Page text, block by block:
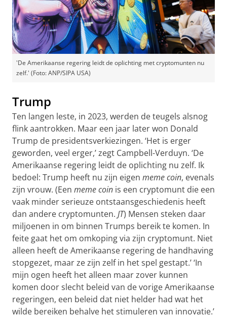
'De Amerikaanse regering leidt de oplichting met cryptomunten nu
zelf.' (Foto: ANP/SIPA USA)
Trump
Ten langen leste, in 2023, werden de teugels alsnog
flink aantrokken. Maar een jaar later won Donald
Trump de presidentsverkiezingen. ‘Het is erger
geworden, veel erger,’ zegt Campbell-Verduyn. ‘De
Amerikaanse regering leidt de oplichting nu zelf. Ik
bedoel: Trump heeft nu zijn eigen meme coin, evenals
zijn vrouw. (Een meme coin is een cryptomunt die een
vaak minder serieuze ontstaansgeschiedenis heeft
dan andere cryptomunten. JT) Mensen steken daar
miljoenen in om binnen Trumps bereik te komen. In
feite gaat het om omkoping via zijn cryptomunt. Niet
alleen heeft de Amerikaanse regering de handhaving
stopgezet, maar ze zijn zelf in het spel gestapt.’ ‘In
mijn ogen heeft het alleen maar zover kunnen
komen door slecht beleid van de vorige Amerikaanse
regeringen, een beleid dat niet helder had wat het
wilde bereiken behalve het stimuleren van innovatie.’